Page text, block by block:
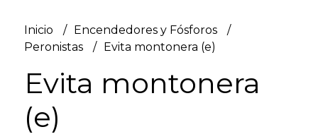
Inicio
Encendedores y Fósforos
Peronistas
Evita montonera (e)
Evita montonera
(e)